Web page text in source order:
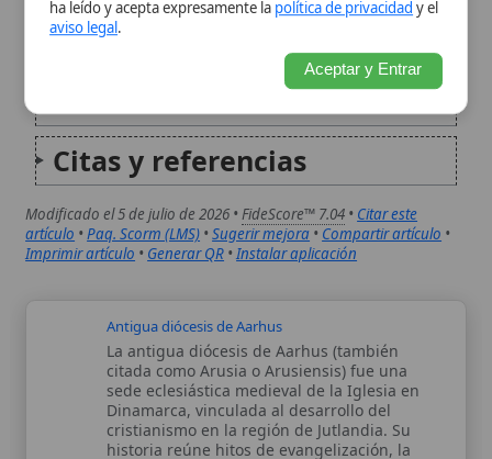
Modificado el 5 de julio de 2026 •FideScore™ 7.04•Citar este
artículo•Paq. Scorm (LMS)
Antigua diócesis de Aarhus
La antigua diócesis de Aarhus (también
citada como Arusia o Arusiensis) fue una
sede eclesiástica medieval de la Iglesia en
Dinamarca, vinculada al desarrollo del
cristianismo en la región de Jutlandia. Su
historia reúne hitos de evangelización, la
organización territorial...
La antigua diócesis de Bergen fue una
circunscripción eclesiástica católica de la
Noruega medieval, centrada en la ciudad
portuaria de Bergen. Su historia se
caracteriza por la consolidación de su
condición de sede episcopal, la celebración
de múltiples concilios provinciales...